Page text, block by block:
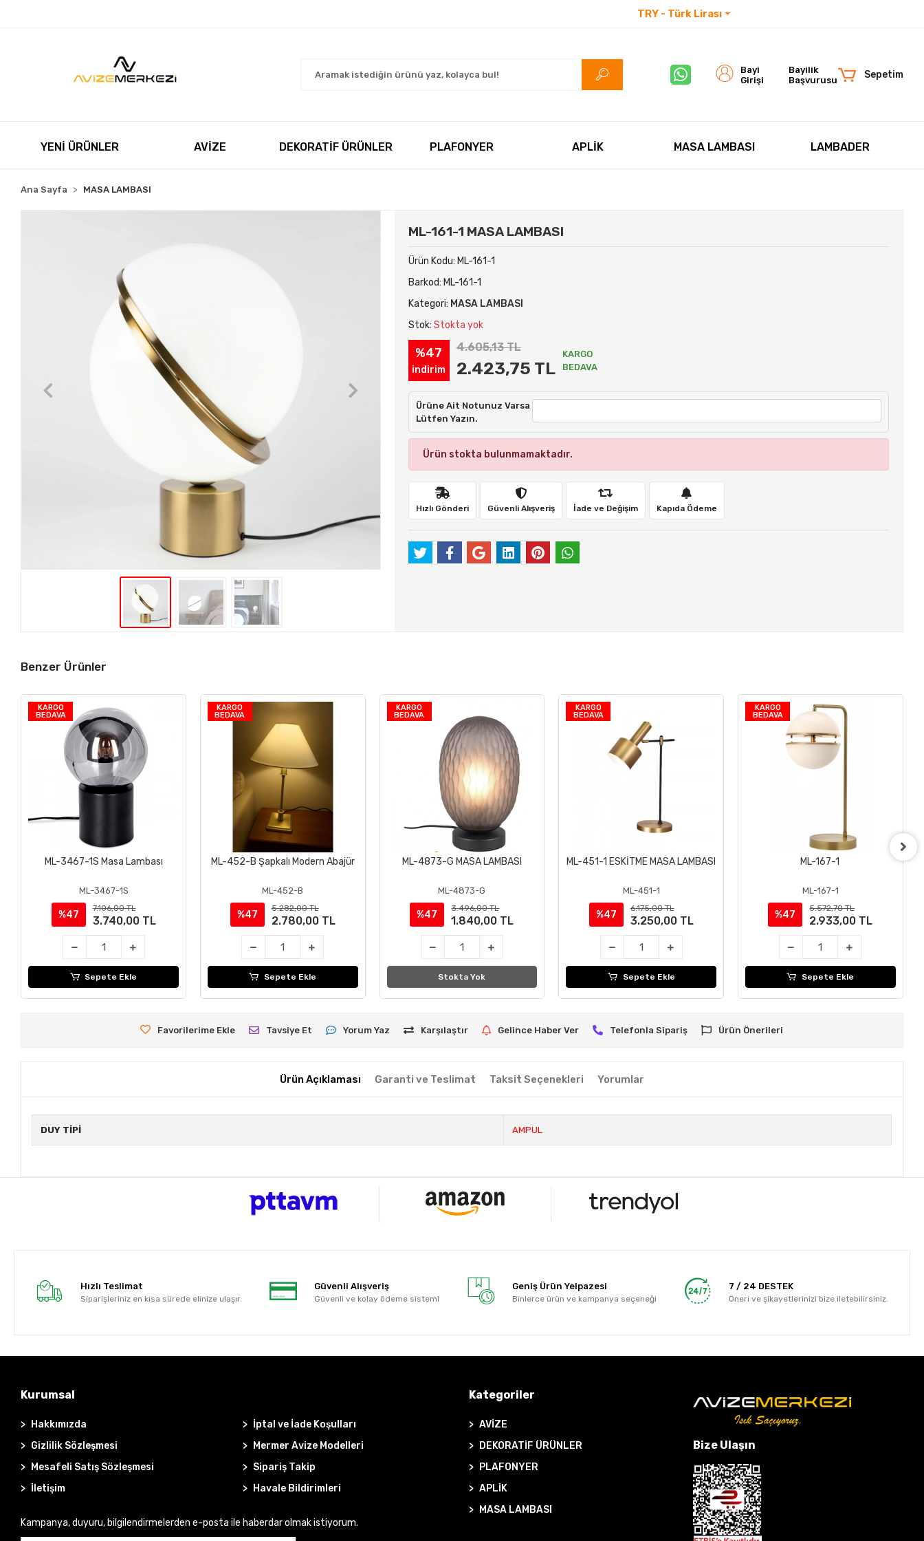
TRY - Türk Lirası
Bayi
Girişi
Bayilik
Başvurusu
Sepetim
YENİ ÜRÜNLER AVİZE DEKORATİF ÜRÜNLER PLAFONYER APLİK MASA LAMBASI LAMBADER
Ana Sayfa MASA LAMBASI
ML-161-1 MASA LAMBASI
Ürün Kodu: ML-161-1
Barkod: ML-161-1
Kategori: MASA LAMBASI
Stok: Stokta yok
%47
indirim
4.605,13 TL
2.423,75 TL
KARGO
BEDAVA
Ürüne Ait Notunuz Varsa
Lütfen Yazın.
Ürün stokta bulunmamaktadır.
Hızlı Gönderi Güvenli Alışveriş İade ve Değişim Kapıda Ödeme
Benzer Ürünler
KARGO
BEDAVA
ML-3467-1S Masa Lambası
ML-3467-1S
%47
7.106,00 TL
3.740,00 TL
Sepete Ekle
KARGO
BEDAVA
Sepete Ekle
ML-452-B Şapkalı Modern Abajür
ML-452-B
%47
5.282,00 TL
2.780,00 TL
Sepete Ekle
KARGO
BEDAVA
ML-4873-G MASA LAMBASI
ML-4873-G
%47
3.496,00 TL
1.840,00 TL
Stokta Yok
KARGO
BEDAVA
ML-451-1 ESKİTME MASA LAMBASI
ML-451-1
%47
6.175,00 TL
3.250,00 TL
Sepete Ekle
KARGO
BEDAVA
ML-167-1
ML-167-1
%47
5.572,70 TL
2.933,00 TL
Sepete Ekle
Favorilerime Ekle Tavsiye Et Yorum Yaz Karşılaştır Gelince Haber Ver Telefonla Sipariş Ürün Önerileri
Ürün Açıklaması Garanti ve Teslimat Taksit Seçenekleri Yorumlar
DUY TİPİ AMPUL
Hızlı Teslimat
Siparişleriniz en kısa sürede elinize ulaşır.
Güvenli Alışveriş
Güvenli ve kolay ödeme sistemi
Geniş Ürün Yelpazesi
Binlerce ürün ve kampanya seçeneği
7 / 24 DESTEK
Öneri ve şikayetlerinizi bize iletebilirsiniz.
Kurumsal
Hakkımızda
Gizlilik Sözleşmesi
Mesafeli Satış Sözleşmesi
İletişim
İptal ve İade Koşulları
Mermer Avize Modelleri
Sipariş Takip
Havale Bildirimleri
Kampanya, duyuru, bilgilendirmelerden e-posta ile haberdar olmak istiyorum.
Kategoriler
AVİZE
DEKORATİF ÜRÜNLER
PLAFONYER
APLİK
MASA LAMBASI
Bize Ulaşın